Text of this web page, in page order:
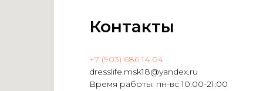
Контакты
+7 (903) 686 14 04
dresslife.msk18@yandex.ru
Время работы: пн-вс 10:00-21:00